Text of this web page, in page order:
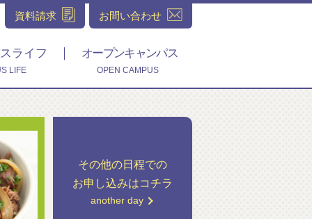
資料請求 お問い合わせ
ライフ
LIFE
オープンキャンパス
OPEN CAMPUS
その他の日程での
お申し込みはコチラ
another day